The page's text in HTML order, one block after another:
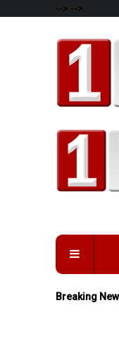
--> -->
Breaking